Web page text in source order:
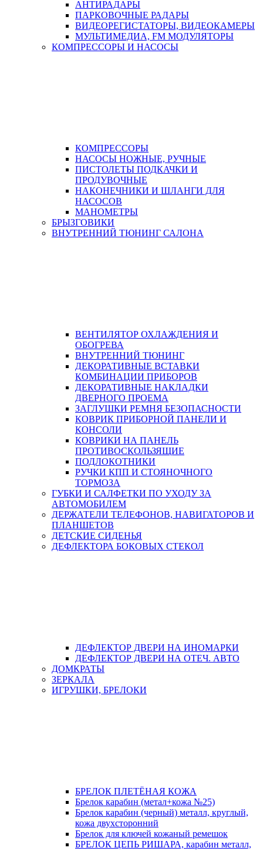
АНТИРАДАРЫ
ПАРКОВОЧНЫЕ РАДАРЫ
ВИДЕОРЕГИСТАТОРЫ, ВИДЕОКАМЕРЫ
МУЛЬТИМЕДИА, FM МОДУЛЯТОРЫ
КОМПРЕССОРЫ И НАСОСЫ
КОМПРЕССОРЫ
НАСОСЫ НОЖНЫЕ, РУЧНЫЕ
ПИСТОЛЕТЫ ПОДКАЧКИ И
ПРОДУВОЧНЫЕ
НАКОНЕЧНИКИ И ШЛАНГИ ДЛЯ
НАСОСОВ
МАНОМЕТРЫ
БРЫЗГОВИКИ
ВНУТРЕННИЙ ТЮНИНГ САЛОНА
ВЕНТИЛЯТОР ОХЛАЖДЕНИЯ И
ОБОГРЕВА
ВНУТРЕННИЙ ТЮНИНГ
ДЕКОРАТИВНЫЕ ВСТАВКИ
КОМБИНАЦИИ ПРИБОРОВ
ДЕКОРАТИВНЫЕ НАКЛАДКИ
ДВЕРНОГО ПРОЕМА
ЗАГЛУШКИ РЕМНЯ БЕЗОПАСНОСТИ
КОВРИК ПРИБОРНОЙ ПАНЕЛИ И
КОНСОЛИ
КОВРИКИ НА ПАНЕЛЬ
ПРОТИВОСКОЛЬЗЯЩИЕ
ПОДЛОКОТНИКИ
РУЧКИ КПП И СТОЯНОЧНОГО
ТОРМОЗА
ГУБКИ И САЛФЕТКИ ПО УХОДУ ЗА
АВТОМОБИЛЕМ
ДЕРЖАТЕЛИ ТЕЛЕФОНОВ, НАВИГАТОРОВ И
ПЛАНШЕТОВ
ДЕТСКИЕ СИДЕНЬЯ
ДЕФЛЕКТОРА БОКОВЫХ СТЕКОЛ
ДЕФЛЕКТОР ДВЕРИ НА ИНОМАРКИ
ДЕФЛЕКТОР ДВЕРИ НА ОТЕЧ. АВТО
ДОМКРАТЫ
ЗЕРКАЛА
ИГРУШКИ, БРЕЛОКИ
БРЕЛОК ПЛЕТЁНАЯ КОЖА
Брелок карабин (метал+кожа №25)
Брелок карабин (черный) металл, круглый,
кожа двухсторонний
Брелок для ключей кожаный ремешок
БРЕЛОК ЦЕПЬ РИШАРА, карабин металл,